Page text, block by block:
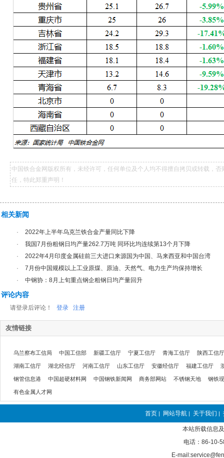
中国铁合金网版权所有，未经许可，任何单位及个人均不得擅自拷贝或转载，
任，特此郑重声明！
相关新闻
·
2022年上半年乌克兰铁合金产量同比下降
·
我国7月份粗钢日均产量262.7万吨 同环比均连续第13个月下降
·
2022年4月印度金属硅前三大进口来源国为中国、马来西亚和中国台湾
·
7月份中国规模以上工业原煤、原油、天然气、电力生产均保持增长
·
中钢协：8月上旬重点钢企粗钢日均产量回升
评论内容
请登录后评论！ 登录 注册
友情链接
乌兰察布工信局 中国工信部 新疆工信厅 宁夏工信厅 青海工信厅 陕西工信厅
湖南工信厅 湖北经信厅 河南工信厅 山东工信厅 安徽经信厅 福建工信厅
钢管信息港 中国超硬材料网 中国钢铁新闻网 商务部网站 不锈钢天地 钢铁
有色金属人才网
首页 | 网站导航 | 关于我们 |
本站所载信息
电话：86-10-
E-